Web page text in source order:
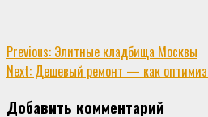
Continue
Reading
Previous: Элитные кладбища Москвы
Next: Дешевый ремонт — как
Добавить комментарий